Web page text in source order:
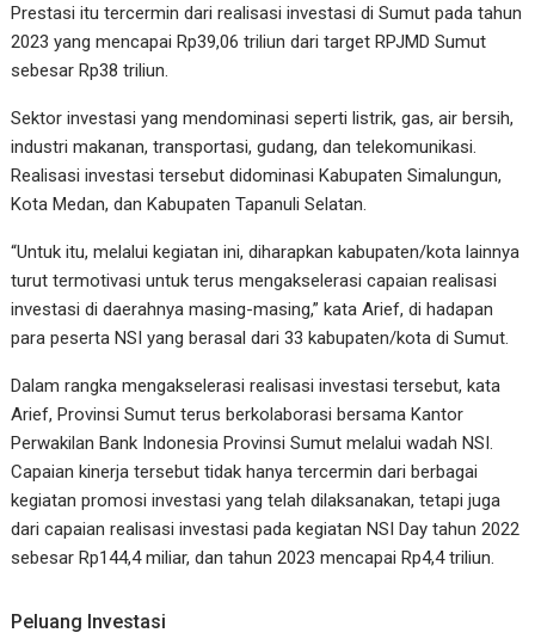
Prestasi itu tercermin dari realisasi investasi di Sumut pada tahun
2023 yang mencapai Rp39,06 triliun dari target RPJMD Sumut
sebesar Rp38 triliun.
Sektor investasi yang mendominasi seperti listrik, gas, air bersih,
industri makanan, transportasi, gudang, dan telekomunikasi.
Realisasi investasi tersebut didominasi Kabupaten Simalungun,
Kota Medan, dan Kabupaten Tapanuli Selatan.
“Untuk itu, melalui kegiatan ini, diharapkan kabupaten/kota lainnya
turut termotivasi untuk terus mengakselerasi capaian realisasi
investasi di daerahnya masing-masing,” kata Arief, di hadapan
para peserta NSI yang berasal dari 33 kabupaten/kota di Sumut.
Dalam rangka mengakselerasi realisasi investasi tersebut, kata
Arief, Provinsi Sumut terus berkolaborasi bersama Kantor
Perwakilan Bank Indonesia Provinsi Sumut melalui wadah NSI.
Capaian kinerja tersebut tidak hanya tercermin dari berbagai
kegiatan promosi investasi yang telah dilaksanakan, tetapi juga
dari capaian realisasi investasi pada kegiatan NSI Day tahun 2022
sebesar Rp144,4 miliar, dan tahun 2023 mencapai Rp4,4 triliun.
Peluang Investasi